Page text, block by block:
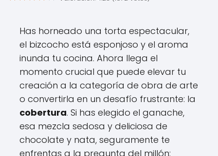
Has horneado una torta espectacular,
el bizcocho está esponjoso y el aroma
inunda tu cocina. Ahora llega el
momento crucial que puede elevar tu
creación a la categoría de obra de arte
o convertirla en un desafío frustrante: la
cobertura. Si has elegido el ganache,
esa mezcla sedosa y deliciosa de
chocolate y nata, seguramente te
enfrentas a la pregunta del millón: